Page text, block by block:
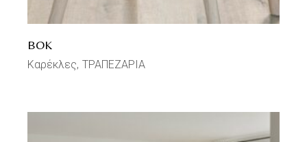
BOK
Καρέκλες ΤΡΑΠΕΖΑΡΙΑ